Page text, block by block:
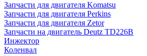
Запчасти для двигателя Komatsu
Запчасти для двигателя Perkins
Запчасти для двигателя Zetor
Запчасти на двигатель Deutz TD226B
Инжектор
Коленвал